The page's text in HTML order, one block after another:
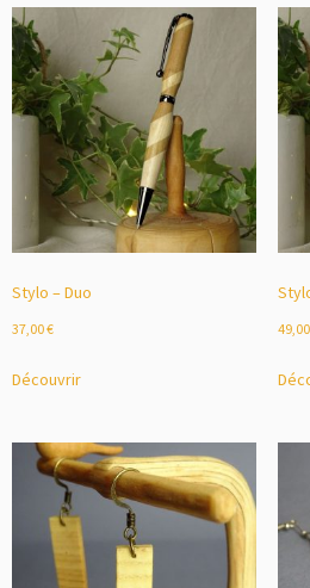
Stylo – Duo
37,00€
Découvrir
49,00